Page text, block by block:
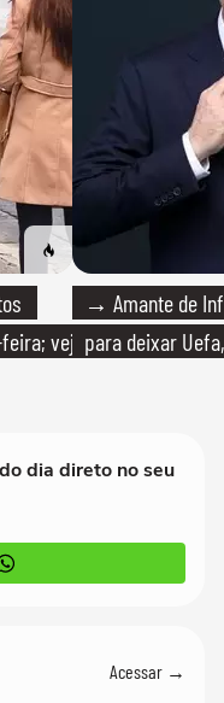
veja
→ Amante de
para deixar
dia direto no seu
Acessar →